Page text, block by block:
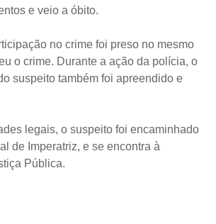
e veio a óbito.
no crime foi preso no mesmo
o crime. Durante a ação da polícia, o
suspeito também foi apreendido e
legais, o suspeito foi encaminhado
de Imperatriz, e se encontra à
Pública.